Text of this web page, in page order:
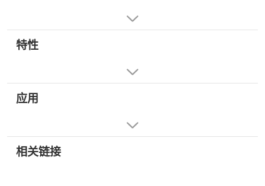
特性
应用
相关链接